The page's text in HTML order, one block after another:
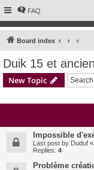
FAQ
Board index
Duik 15 et
New Topic
Impossible
Last post by Duduf «
Replies: 4
Problème